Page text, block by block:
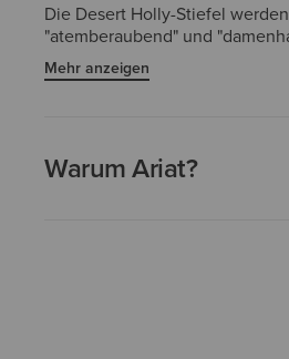
Die Desert Holly-Stiefel
"atemberaubend" und
einige mit breiteren Waden
Mehr anzeigen
Warum Ariat?